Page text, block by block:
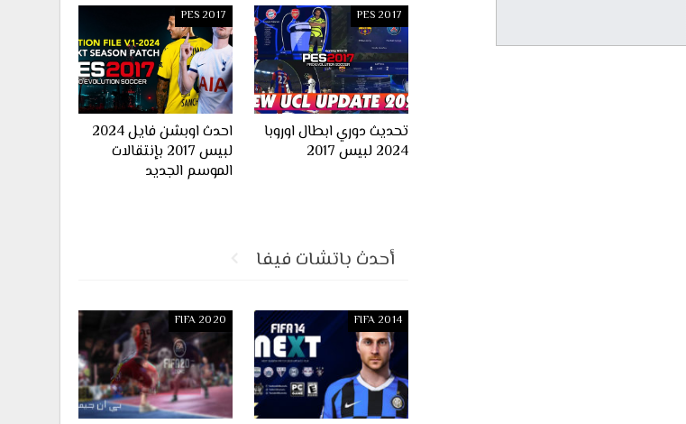
PES 2017
تحديث دوري ابطال اوروبا
2024 لبيس 2017
PES 2017
احدث اوبشن فايل 2024
لبيس 2017 بإنتقالات
الموسم الجديد
أحدث باتشات فيفا
FIFA 2014
FIFA 2020